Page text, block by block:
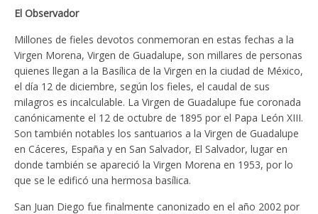
El Observador
Millones de fieles devotos conmemoran en estas fechas a la
Virgen Morena, Virgen de Guadalupe, son millares de personas
quienes llegan a la Basílica de la Virgen en la ciudad de México,
el día 12 de diciembre, según los fieles, el caudal de sus
milagros es incalculable. La Virgen de Guadalupe fue coronada
canónicamente el 12 de octubre de 1895 por el Papa León XIII.
Son también notables los santuarios a la Virgen de Guadalupe
en Cáceres, España y en San Salvador, El Salvador, lugar en
donde también se apareció la Virgen Morena en 1953, por lo
que se le edificó una hermosa basílica.
San Juan Diego fue finalmente canonizado en el año 2002 por